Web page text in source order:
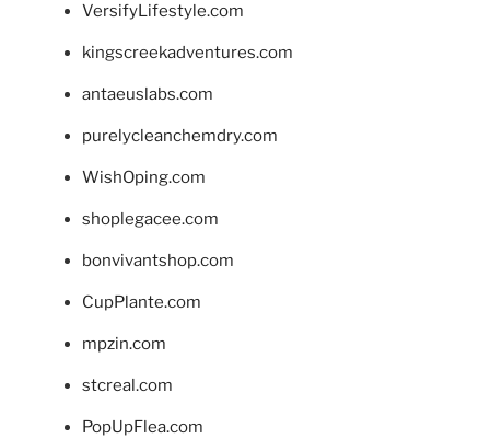
VersifyLifestyle.com
kingscreekadventures.com
antaeuslabs.com
purelycleanchemdry.com
WishOping.com
shoplegacee.com
bonvivantshop.com
CupPlante.com
mpzin.com
stcreal.com
PopUpFlea.com